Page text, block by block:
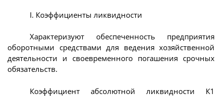
I. Коэффициенты ликвидности
Характеризуют обеспеченность предприятия
оборотными средствами для ведения хозяйственной
деятельности и своевременного погашения срочных
обязательств.
Коэффициент абсолютной ликвидности К1